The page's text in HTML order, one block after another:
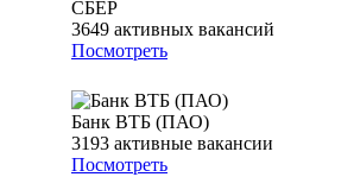
СБЕР
3649 активных вакансий
Посмотреть
Банк ВТБ (ПАО)
3193 активные вакансии
Посмотреть